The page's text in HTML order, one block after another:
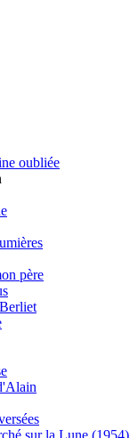
oubliée
père
sur la Lune (1954)